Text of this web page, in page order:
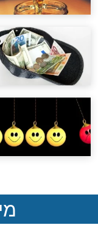
מה